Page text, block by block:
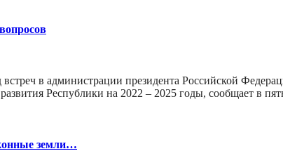
в администрации президента Российской
Республики на 2022 – 2025 годы, сообщает в
земли…